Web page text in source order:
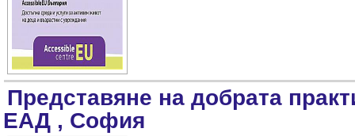
Представяне на добрата
ЕАД , София